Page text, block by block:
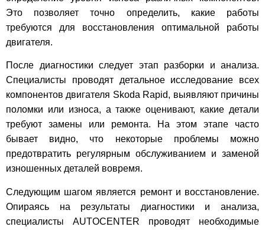
Это позволяет точно определить, какие работы
требуются для восстановления оптимальной работы
двигателя.
После диагностики следует этап разборки и анализа.
Специалисты проводят детальное исследование всех
компонентов двигателя Skoda Rapid, выявляют причины
поломки или износа, а также оценивают, какие детали
требуют замены или ремонта. На этом этапе часто
бывает видно, что некоторые проблемы можно
предотвратить регулярным обслуживанием и заменой
изношенных деталей вовремя.
Следующим шагом является ремонт и восстановление.
Опираясь на результаты диагностики и анализа,
специалисты AUTOCENTER проводят необходимые